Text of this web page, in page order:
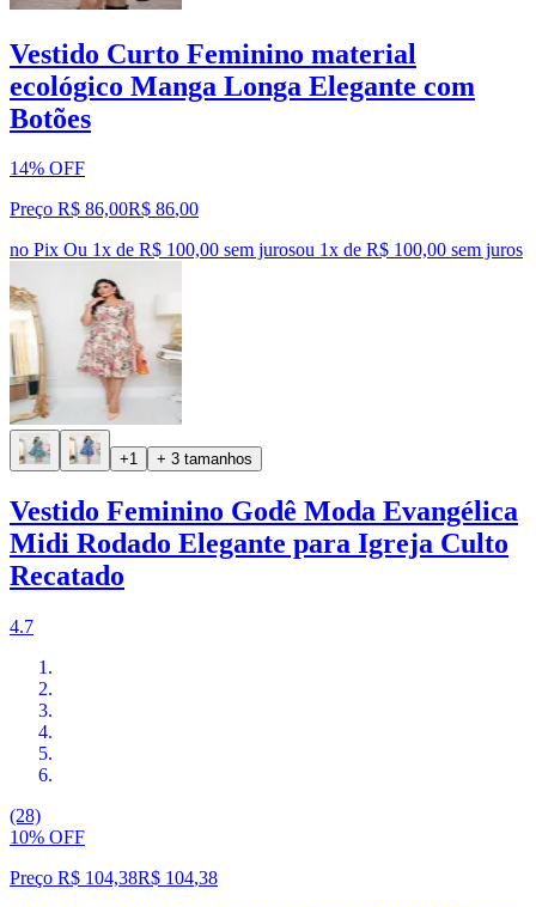
Vestido Curto Feminino material
ecológico Manga Longa Elegante com
Botões
14% OFF
Preço R$ 86,00R$ 86,00
no Pix Ou 1x de R$ 100,00 sem jurosou 1x de R$ 100,00 sem juros
+1 + 3 tamanhos
Vestido Feminino Godê Moda Evangélica
Midi Rodado Elegante para Igreja Culto
Recatado
4.7
(28)
10% OFF
Preço R$ 104,38R$ 104,38